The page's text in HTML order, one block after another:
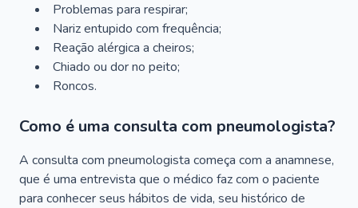
Problemas para respirar;
Nariz entupido com frequência;
Reação alérgica a cheiros;
Chiado ou dor no peito;
Roncos.
Como é uma consulta com pneumologista?
A consulta com pneumologista começa com a anamnese,
que é uma entrevista que o médico faz com o paciente
para conhecer seus hábitos de vida, seu histórico de